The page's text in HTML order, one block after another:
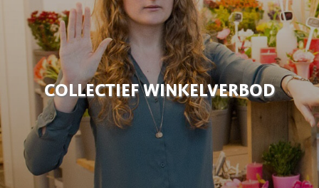
COLLECTIEF WINKELVERBOD